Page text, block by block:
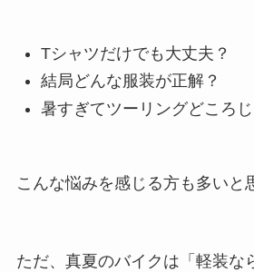
Tシャツだけでも大丈夫？
結局どんな服装が正解？
暑すぎてツーリングどころ
こんな悩みを感じる方も多いと
ただ、真夏のバイクは「軽装な